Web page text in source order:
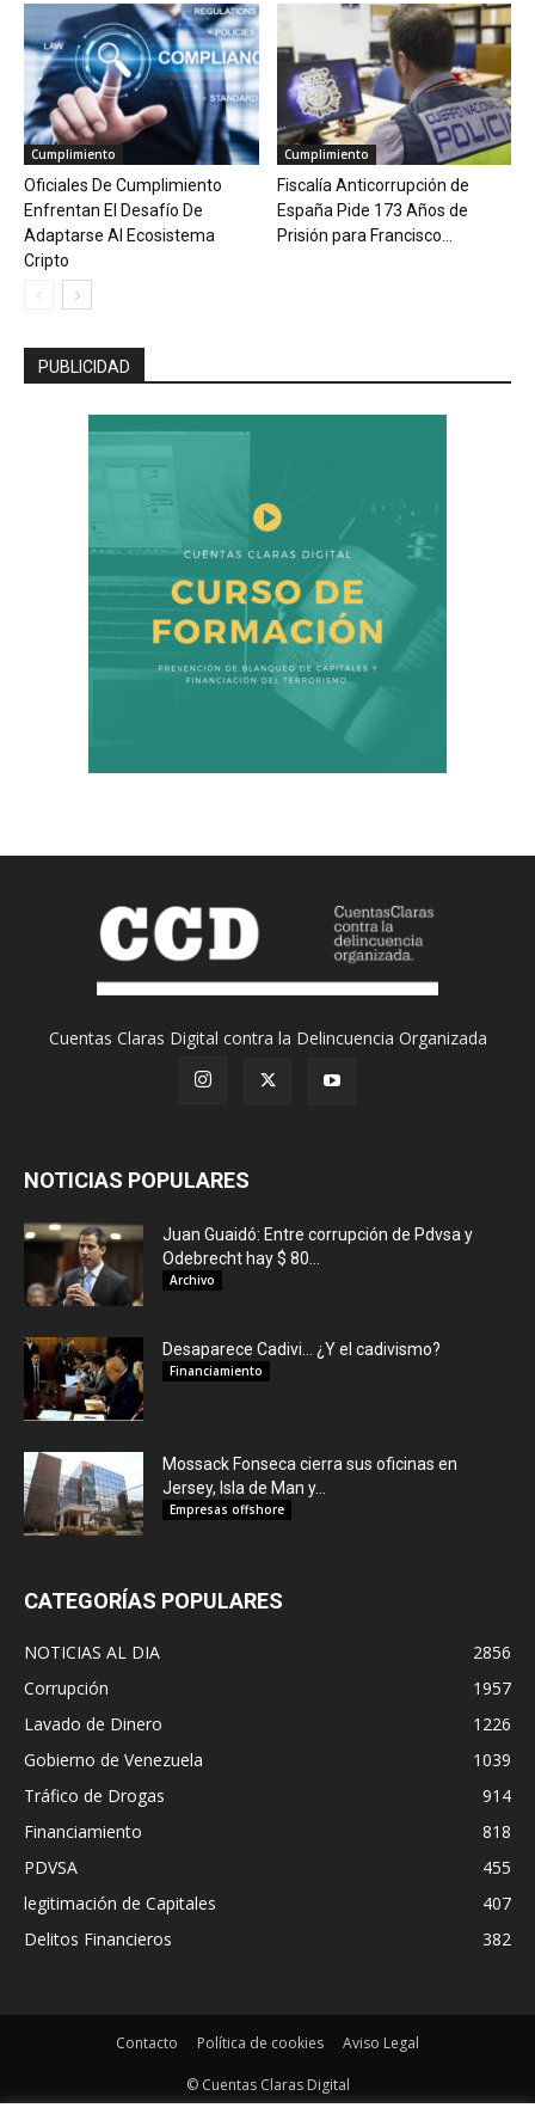
Cumplimiento
Oficiales De Cumplimiento
Enfrentan El Desafío De
Adaptarse Al Ecosistema
Cripto
Cumplimiento
Fiscalía Anticorrupción de
España Pide 173 Años de
Prisión para Francisco...
PUBLICIDAD
Cuentas Claras Digital contra la Delincuencia Organizada
NOTICIAS POPULARES
Juan Guaidó: Entre corrupción de Pdvsa y
Odebrecht hay $ 80...
Archivo
Desaparece Cadivi… ¿Y el cadivismo?
Financiamiento
Mossack Fonseca cierra sus oficinas en
Jersey, Isla de Man y...
Empresas offshore
CATEGORÍAS POPULARES
NOTICIAS AL DIA
2856
Corrupción
1957
Lavado de Dinero
1226
Gobierno de Venezuela
1039
Tráfico de Drogas
914
Financiamiento
818
PDVSA
455
legitimación de Capitales
407
Delitos Financieros
382
Contacto Política de cookies Aviso Legal
© Cuentas Claras Digital